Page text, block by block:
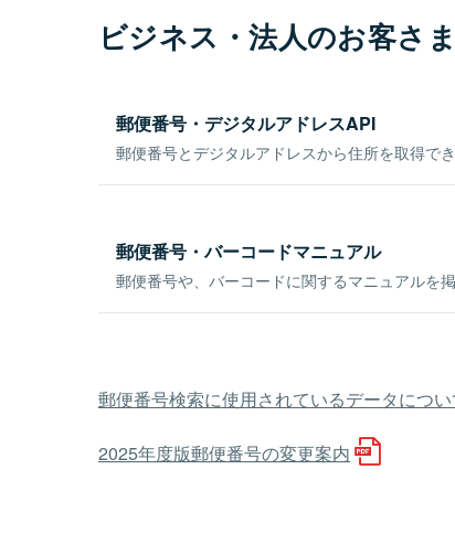
ビジネス・法人のお客さ
郵便番号・デジタルアドレスAPI
郵便番号とデジタルアドレスから住所を取得で
郵便番号・バーコードマニュアル
郵便番号や、バーコードに関するマニュアルを掲
郵便番号検索に使用されているデータについ
2025年度版郵便番号の変更案内